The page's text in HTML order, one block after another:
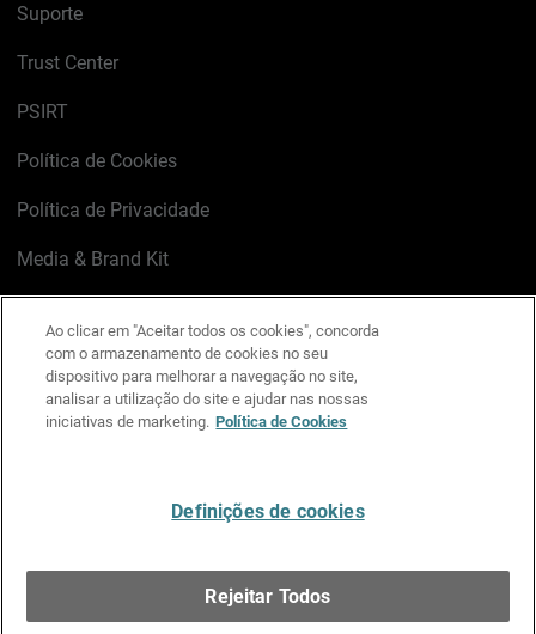
Suporte
Trust Center
PSIRT
Política de Cookies
Política de Privacidade
Media & Brand Kit
LinkedIn
X FacebookInstagram
YouTube
Ao clicar em "Aceitar todos os cookies", concorda
com o armazenamento de cookies no seu
dispositivo para melhorar a navegação no site,
analisar a utilização do site e ajudar nas nossas
iniciativas de marketing. Política de Cookies
Definições de cookies
Rejeitar Todos